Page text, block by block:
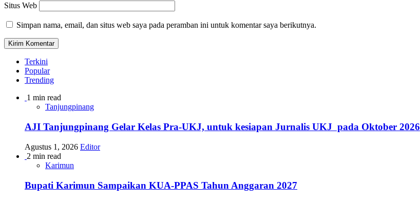
Situs Web
Simpan nama, email, dan situs web saya pada peramban ini untuk komentar saya berikutnya.
Terkini
Popular
Trending
1 min read
Tanjungpinang
AJI Tanjungpinang Gelar Kelas Pra-UKJ, untuk kesiapan Jurnalis UKJ pada Oktober 2026
Agustus 1, 2026 Editor
2 min read
Karimun
Bupati Karimun Sampaikan KUA-PPAS Tahun Anggaran 2027